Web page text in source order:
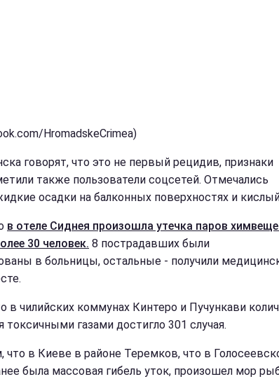
HromadskeCrimea)
говорят, что это не первый рецидив, признаки
также пользователи соцсетей. Отмечались
осадки на балконных поверхностях и кислый
в отеле Сиднея произошла утечка паров
30 человек. 8 пострадавших были
в больницы, остальные - получили
в чилийских коммунах Кинтеро и Пучункави
газами достигло 301 случая.
что в Киеве в районе Теремков, что в
была массовая гибель уток, произошел мор